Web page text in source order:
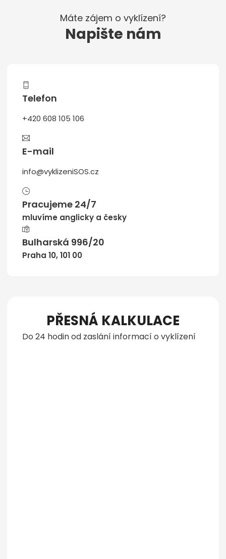
Máte zájem o vyklízení?
Napište nám
Telefon
+420 608 105 106
E-mail
info@vyklizeniSOS.cz
Pracujeme 24/7
mluvíme anglicky a česky
Bulharská 996/20
Praha 10, 101 00
PŘESNÁ KALKULACE
Do 24 hodin od zaslání informací o vyklízení